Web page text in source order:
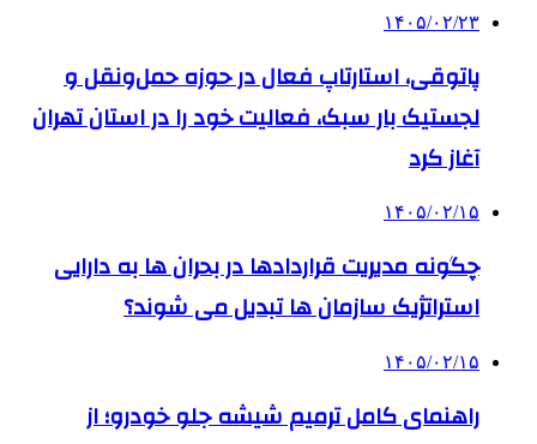
۱۴۰۵/۰۲/۲۳
پاتوقی، استارتاپ فعال در حوزه حمل‌ونقل و
لجستیک بار سبک، فعالیت خود را در استان تهران
آغاز کرد
۱۴۰۵/۰۲/۱۵
چگونه مدیریت قراردادها در بحران ها به دارایی
استراتژیک سازمان ها تبدیل می شوند؟
۱۴۰۵/۰۲/۱۵
راهنمای کامل ترمیم شیشه جلو خودرو؛ از